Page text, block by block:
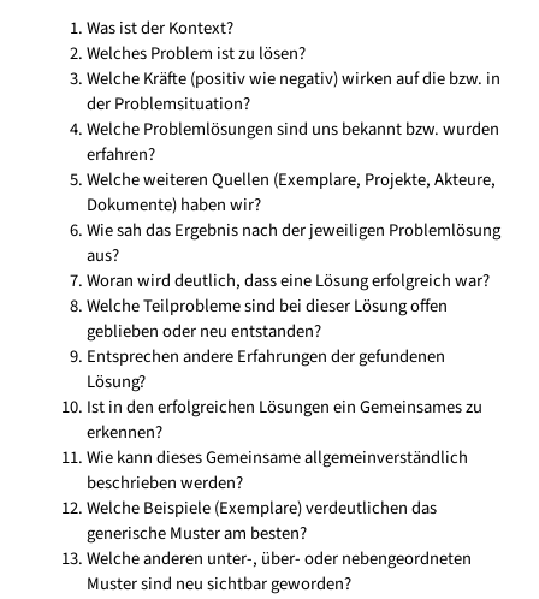
Was ist der Kontext?
Welches Problem ist zu lösen?
Welche Kräfte (positiv wie negativ) wirken auf die bzw. in
der Problemsituation?
Welche Problemlösungen sind uns bekannt bzw. wurden
erfahren?
Welche weiteren Quellen (Exemplare, Projekte, Akteure,
Dokumente) haben wir?
Wie sah das Ergebnis nach der jeweiligen Problemlösung
aus?
Woran wird deutlich, dass eine Lösung erfolgreich war?
Welche Teilprobleme sind bei dieser Lösung offen
geblieben oder neu entstanden?
Entsprechen andere Erfahrungen der gefundenen
Lösung?
Ist in den erfolgreichen Lösungen ein Gemeinsames zu
erkennen?
Wie kann dieses Gemeinsame allgemeinverständlich
beschrieben werden?
Welche Beispiele (Exemplare) verdeutlichen das
generische Muster am besten?
Welche anderen unter-, über- oder nebengeordneten
Muster sind neu sichtbar geworden?